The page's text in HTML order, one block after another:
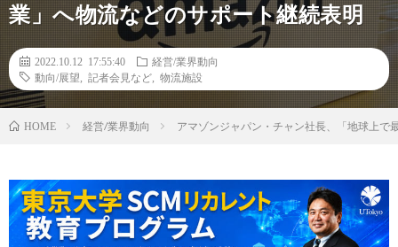
業」へ物流などのサポート継続表明
2022.10.12 17:55:40
経営/業界動向
動向/展望
記者会見など 物流施設
HOME 経営/業界動向 アマゾンジャパン・チャン社長、「地球上で